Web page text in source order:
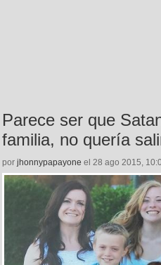
Parece ser que
familia, no quería
por jhonnypapayone el 28 ago 2015,